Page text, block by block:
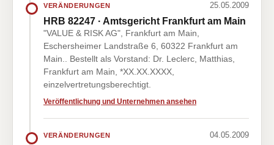
VERÄNDERUNGEN 25.05.2009
HRB 82247 · Amtsgericht Frankfurt am Main
"VALUE & RISK AG", Frankfurt am Main,
Eschersheimer Landstraße 6, 60322 Frankfurt am
Main.. Bestellt als Vorstand: Dr. Leclerc, Matthias,
Frankfurt am Main, *XX.XX.XXXX,
einzelvertretungsberechtigt.
Veröffentlichung und Unternehmen ansehen
VERÄNDERUNGEN 04.05.2009